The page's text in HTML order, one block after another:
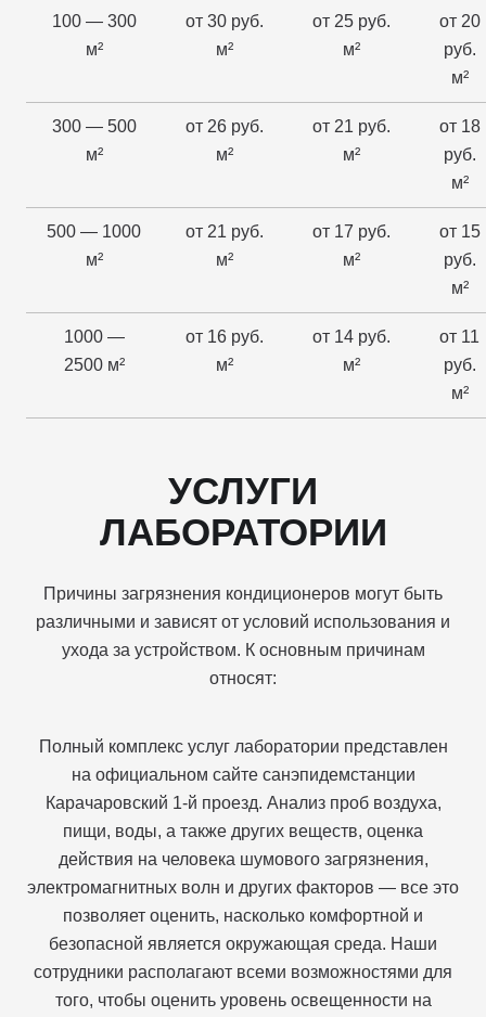
100 — 300
м²
от 30 руб.
м²
от 25 руб.
м²
от 20
руб.
м²
300 — 500
м²
от 26 руб.
м²
от 21 руб.
м²
от 18
руб.
м²
500 — 1000
м²
от 21 руб.
м²
от 17 руб.
м²
от 15
руб.
м²
1000 —
2500 м²
от 16 руб.
м²
от 14 руб.
м²
от 11
руб.
м²
УСЛУГИ
ЛАБОРАТОРИИ
Причины загрязнения кондиционеров могут быть
различными и зависят от условий использования и
ухода за устройством. К основным причинам
относят:
Полный комплекс услуг лаборатории представлен
на официальном сайте санэпидемстанции
Карачаровский 1-й проезд. Анализ проб воздуха,
пищи, воды, а также других веществ, оценка
действия на человека шумового загрязнения,
электромагнитных волн и других факторов — все это
позволяет оценить, насколько комфортной и
безопасной является окружающая среда. Наши
сотрудники располагают всеми возможностями для
того, чтобы оценить уровень освещенности на